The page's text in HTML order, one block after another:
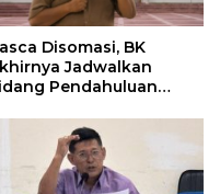
Disomasi, BK
Jadwalkan
Pendahuluan